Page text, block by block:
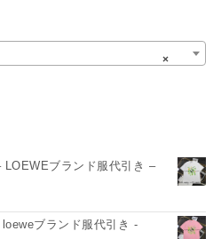
×
ブランド服代引き –
ブランド服代引き -